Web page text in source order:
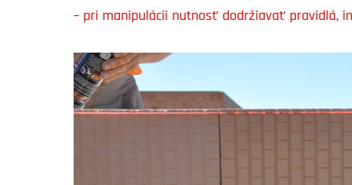
– pri manipulácii nutnosť dodržiavať pravidlá,